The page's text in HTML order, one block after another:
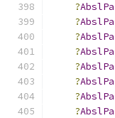
?
?
?
?
?
?
?
?